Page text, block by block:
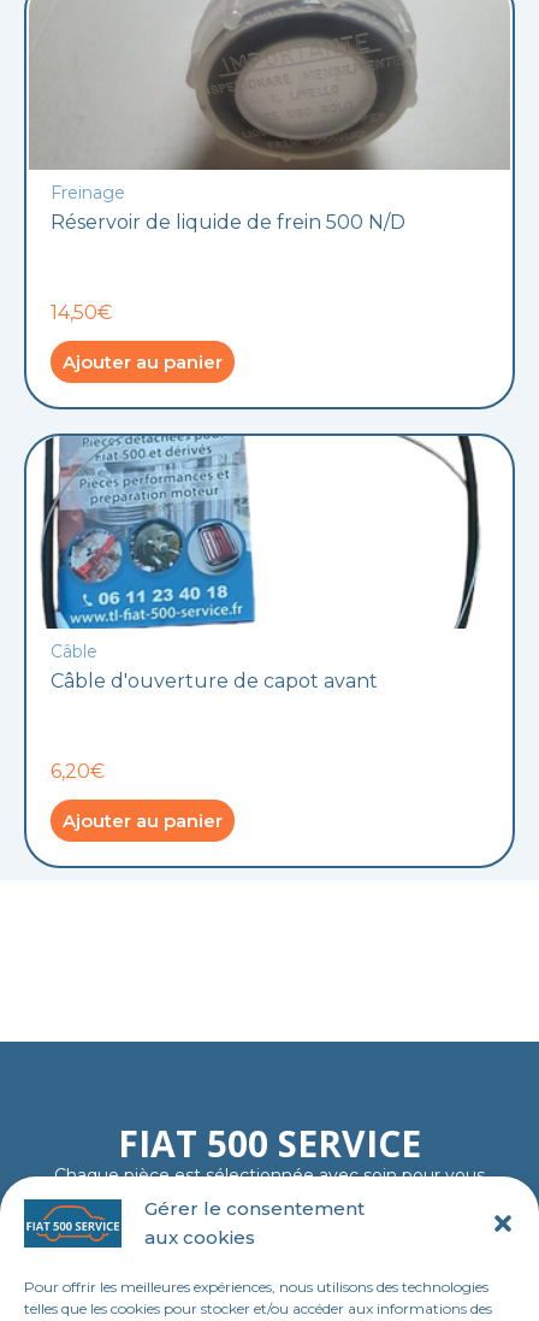
Gérer le consentement
aux cookies
Pour offrir les meilleures expériences, nous utilisons des technologies
telles que les cookies pour stocker et/ou accéder aux informations des
Freinage
Réservoir de liquide de frein 500 N/D
14,50€
Ajouter au panier
Câble
Câble d'ouverture de capot avant
6,20€
Ajouter au panier
FIAT 500 SERVICE
Chaque pièce est sélectionnée avec soin pour vous
garantir fiabilité, authenticité et plaisir de rouler…
comme au premier jour.
06 11 23 40 18
MENU